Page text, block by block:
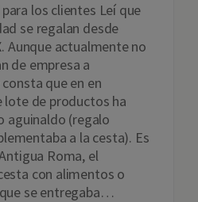
los clientes Leí que
se regalan desde
Aunque actualmente no
de empresa a
que en en
lote de productos ha
aguinaldo (regalo
a la cesta). Es
Roma, el
con alimentos o
se entregaba…